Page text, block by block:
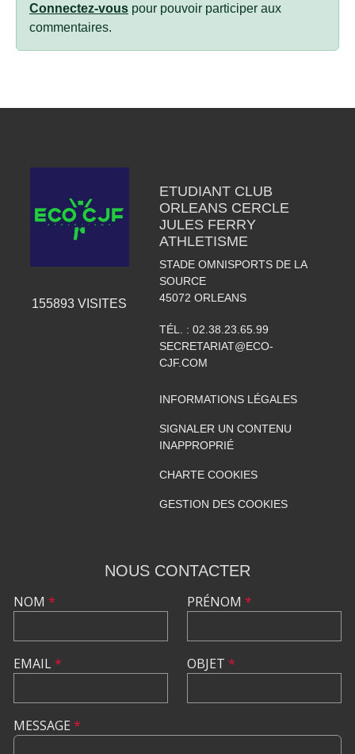
Connectez-vous pour pouvoir participer aux
commentaires.
155893 VISITES
ETUDIANT CLUB
ORLEANS CERCLE
JULES FERRY
ATHLETISME
STADE OMNISPORTS DE LA
SOURCE
45072 ORLEANS
TÉL. : 02.38.23.65.99
SECRETARIAT@ECO-
CJF.COM
INFORMATIONS LÉGALES
SIGNALER UN CONTENU
INAPPROPRIÉ
CHARTE COOKIES
GESTION DES COOKIES
NOUS CONTACTER
NOM *
EMAIL*
PRÉNOM *
OBJET *
MESSAGE *